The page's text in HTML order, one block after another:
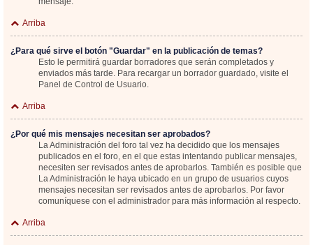
Arriba
¿Para qué sirve el botón "Guardar" en la publicación de temas?
Esto le permitirá guardar borradores que serán completados y
enviados más tarde. Para recargar un borrador guardado, visite el
Panel de Control de Usuario.
Arriba
¿Por qué mis mensajes necesitan ser aprobados?
La Administración del foro tal vez ha decidido que los mensajes
publicados en el foro, en el que estas intentando publicar mensajes,
necesiten ser revisados antes de aprobarlos. También es posible que
La Administración le haya ubicado en un grupo de usuarios cuyos
mensajes necesitan ser revisados antes de aprobarlos. Por favor
comuníquese con el administrador para más información al respecto.
Arriba